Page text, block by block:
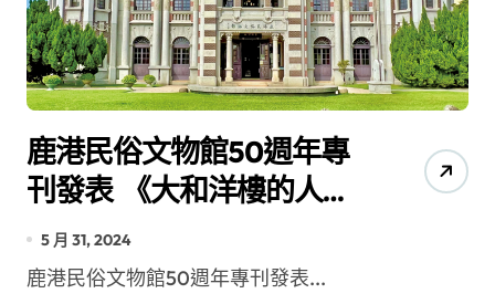
鹿港民俗文物館50週年專
刊發表 《大和洋樓的人與
物》記載百年風華
5 月 31, 2024
鹿港民俗文物館50週年專刊發表...